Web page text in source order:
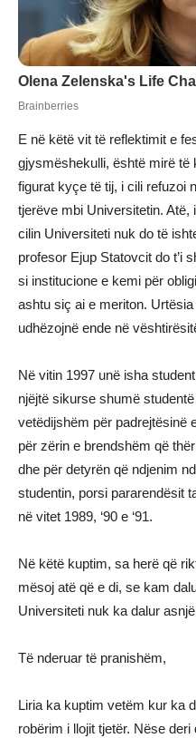
E në këtë vit të reflektimit e
gjysmëshekulli, është mirë të
figurat kyçe të tij, i cili refuzoi
tjerëve mbi Universitetin. Atë,
cilin Universiteti nuk do të
profesor Ejup Statovcit do t’i
si institucione e kemi për
ashtu siç ai e meriton.
udhëzojnë ende në
Në vitin 1997 unë isha
njëjtë sikurse shumë
vetëdijshëm për padrejtësinë
për zërin e brendshëm që
dhe për detyrën që ndjenim
studentin, porsi pararendësit
në vitet 1989, ‘90 e ‘91.
Në këtë kuptim, sa herë që
mësoj atë që e di, se kam
Universiteti nuk ka dalur
Të nderuar të pranishëm,
Liria ka kuptim vetëm kur ka
robërim i llojit tjetër. Nëse